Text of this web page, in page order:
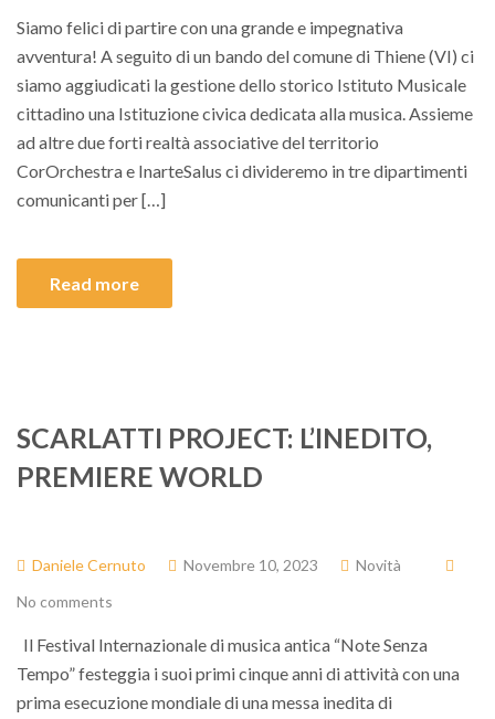
Siamo felici di partire con una grande e impegnativa
avventura! A seguito di un bando del comune di Thiene (VI) ci
siamo aggiudicati la gestione dello storico Istituto Musicale
cittadino una Istituzione civica dedicata alla musica. Assieme
ad altre due forti realtà associative del territorio
CorOrchestra e InarteSalus ci divideremo in tre dipartimenti
comunicanti per […]
Read more
SCARLATTI PROJECT: L’INEDITO,
PREMIERE WORLD
Daniele Cernuto Novembre 10, 2023
Novità
No comments
Il Festival Internazionale di musica antica “Note Senza
Tempo” festeggia i suoi primi cinque anni di attività con una
prima esecuzione mondiale di una messa inedita di